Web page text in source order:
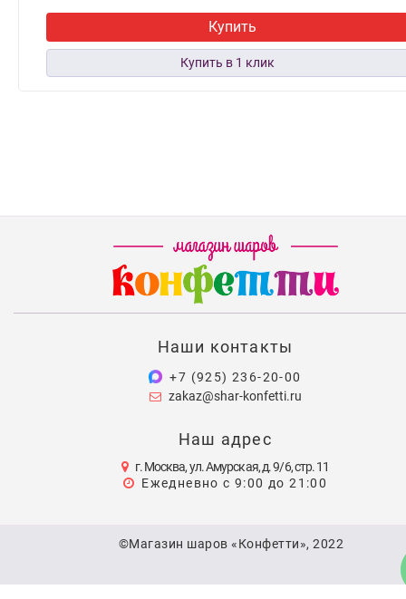
Купить
Наши контакты
+7 (925) 236-20-00
zakaz@shar-konfetti.ru
Наш адрес
г. Москва, ул. Амурская, д. 9/6, стр. 11
Ежедневно с 9:00 до 21:00
©Магазин шаров «Конфетти», 2022